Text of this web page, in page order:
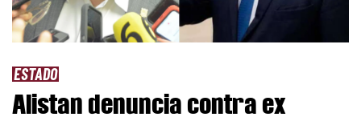
ESTADO
Alistan denuncia contra ex